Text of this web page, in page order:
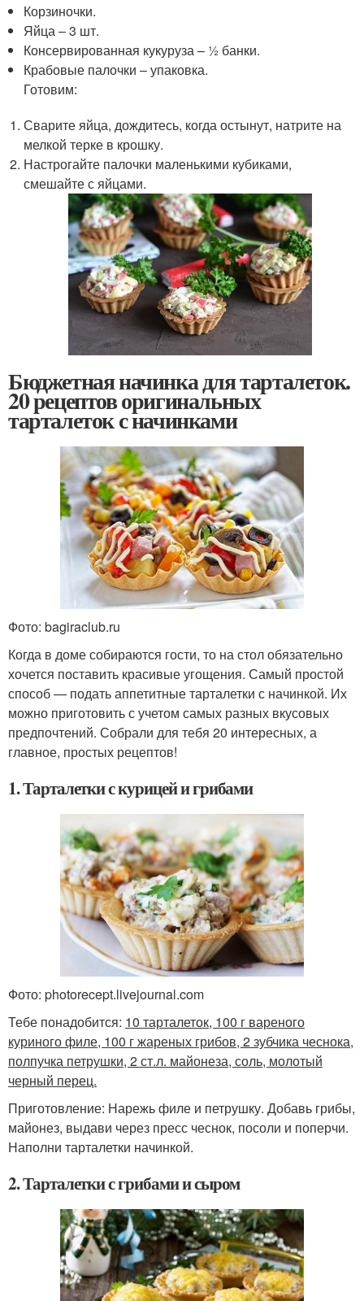
Корзиночки.
Яйца – 3 шт.
Консервированная кукуруза – ½ банки.
Крабовые палочки – упаковка.
Готовим:
Сварите яйца, дождитесь, когда остынут, натрите на
мелкой терке в крошку.
Настрогайте палочки маленькими кубиками,
смешайте с яйцами.
Бюджетная начинка для тарталеток.
20 рецептов оригинальных
тарталеток с начинками
Фото: bagiraclub.ru
Когда в доме собираются гости, то на стол обязательно
хочется поставить красивые угощения. Самый простой
способ — подать аппетитные тарталетки с начинкой. Их
можно приготовить с учетом самых разных вкусовых
предпочтений. Собрали для тебя 20 интересных, а
главное, простых рецептов!
1. Тарталетки с курицей и грибами
Фото: photorecept.livejournal.com
Тебе понадобится: 10 тарталеток, 100 г вареного
куриного филе, 100 г жареных грибов, 2 зубчика чеснока,
полпучка петрушки, 2 ст.л. майонеза, соль, молотый
черный перец.
Приготовление: Нарежь филе и петрушку. Добавь грибы,
майонез, выдави через пресс чеснок, посоли и поперчи.
Наполни тарталетки начинкой.
2. Тарталетки с грибами и сыром